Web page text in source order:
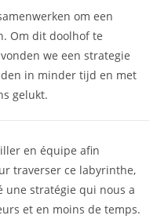
om een
Om dit doolhof te
we een strategie
in minder tijd en met
gelukt.
en équipe afin
traverser ce labyrinthe,
une stratégie qui nous a
et en moins de temps.